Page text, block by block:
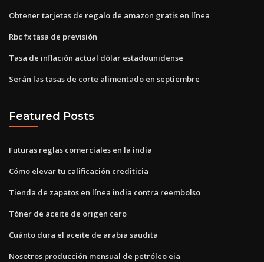
Obtener tarjetas de regalo de amazon gratis en línea
Rbc fx tasa de previsión
Tasa de inflación actual dólar estadounidense
Serán las tasas de corte alimentado en septiembre
Featured Posts
Futuras reglas comerciales en la india
Cómo elevar tu calificación crediticia
Tienda de zapatos en línea india contra reembolso
Tóner de aceite de origen cero
Cuánto dura el aceite de arabia saudita
Nosotros producción mensual de petróleo eia